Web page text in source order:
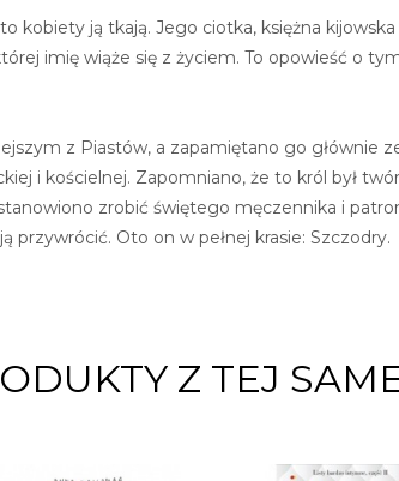
kobiety ją tkają. Jego ciotka, księżna
imię wiąże się z życiem. To opowieść o
z Piastów, a zapamiętano go głównie
i kościelnej. Zapomniano, że to król był
zrobić świętego męczennika i
przywrócić. Oto on w pełnej krasie: Szczodry.
Z TEJ